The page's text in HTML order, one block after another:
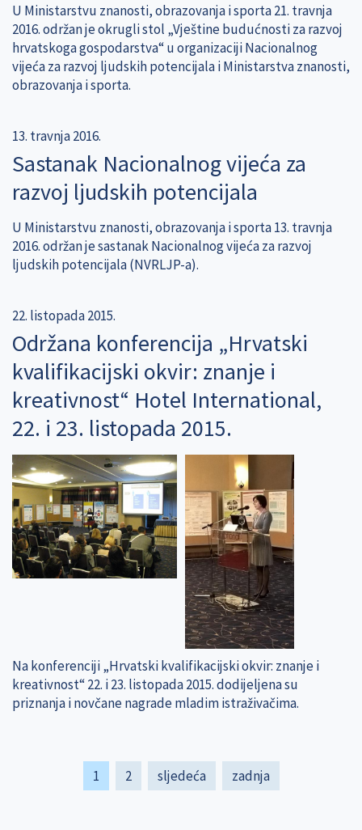
U Ministarstvu znanosti, obrazovanja i sporta 21. travnja
2016. održan je okrugli stol „Vještine budućnosti za razvoj
hrvatskoga gospodarstva“ u organizaciji Nacionalnog
vijeća za razvoj ljudskih potencijala i Ministarstva znanosti,
obrazovanja i sporta.
13. travnja 2016.
Sastanak Nacionalnog vijeća za
razvoj ljudskih potencijala
U Ministarstvu znanosti, obrazovanja i sporta 13. travnja
2016. održan je sastanak Nacionalnog vijeća za razvoj
ljudskih potencijala (NVRLJP-a).
22. listopada 2015.
Održana konferencija „Hrvatski
kvalifikacijski okvir: znanje i
kreativnost“ Hotel International,
22. i 23. listopada 2015.
Na konferenciji „Hrvatski kvalifikacijski okvir: znanje i
kreativnost“ 22. i 23. listopada 2015. dodijeljena su
priznanja i novčane nagrade mladim istraživačima.
Current
page
1 Page
2
Next
page
sljedeća
Last
page
zadnja